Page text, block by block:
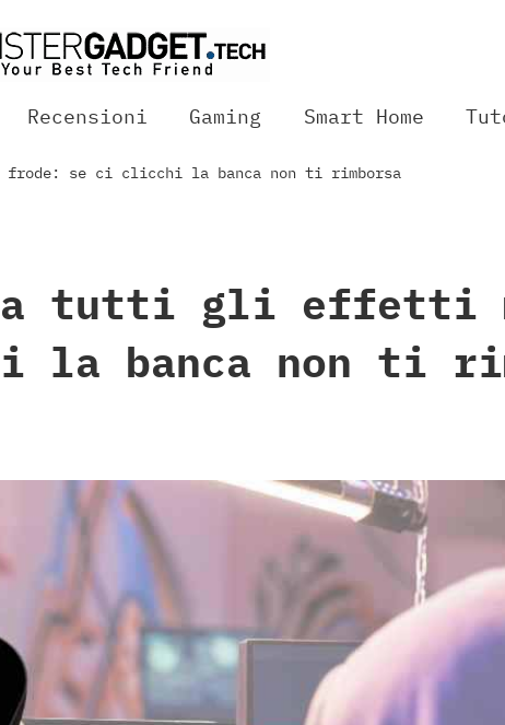
Recensioni Gaming Smart Home
frode: se ci clicchi la banca non ti rimborsa
a tutti gli effetti
banca non ti